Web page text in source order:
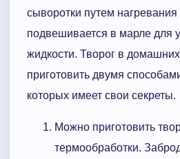
сыворотки путем
подвешивается в марле для
жидкости. Творог в
приготовить двумя
которых имеет свои секреты.
Можно приготовить
термообработки.